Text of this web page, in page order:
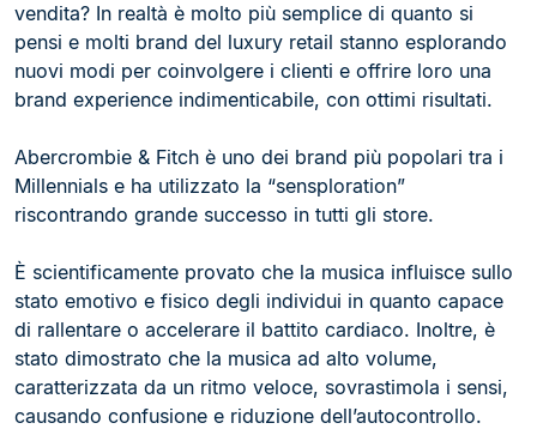
vendita? In realtà è molto più semplice di quanto si
pensi e molti brand del luxury retail stanno esplorando
nuovi modi per coinvolgere i clienti e offrire loro una
brand experience indimenticabile, con ottimi risultati.
Abercrombie & Fitch è uno dei brand più popolari tra i
Millennials e ha utilizzato la “sensploration”
riscontrando grande successo in tutti gli store.
È scientificamente provato che la musica influisce sullo
stato emotivo e fisico degli individui in quanto capace
di rallentare o accelerare il battito cardiaco. Inoltre, è
stato dimostrato che la musica ad alto volume,
caratterizzata da un ritmo veloce, sovrastimola i sensi,
causando confusione e riduzione dell’autocontrollo.